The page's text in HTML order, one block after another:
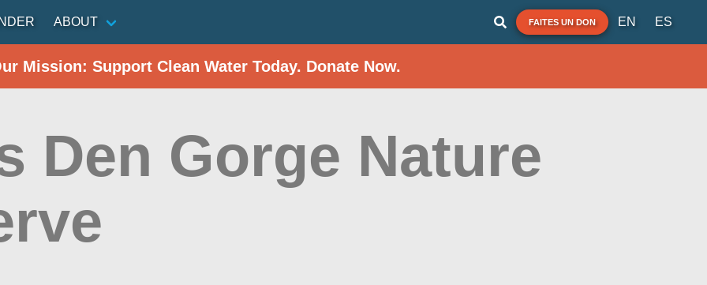
ABOUT FAITES UN DON EN ES
Mission: Support Clean Water Today. Donate Now.
Den Gorge Nature